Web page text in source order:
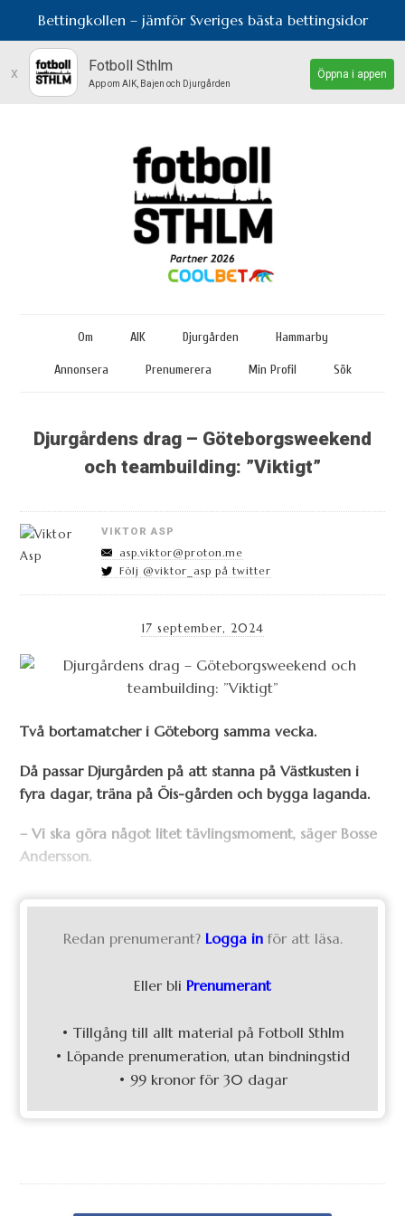
Bettingkollen – jämför Sveriges bästa bettingsidor
x Fotboll Sthlm
App om AIK, Bajen och Djurgården
Öppna i appen
Om AIK Djurgården Hammarby
Annonsera Prenumerera Min Profil Sök
Djurgårdens drag – Göteborgsweekend
och teambuilding: ”Viktigt”
VIKTOR ASP
asp.viktor@proton.me
Följ @viktor_asp på twitter
17 september, 2024
Två bortamatcher i Göteborg samma vecka.
Då passar Djurgården på att stanna på Västkusten i
fyra dagar, träna på Öis-gården och bygga laganda.
– Vi ska göra något litet tävlingsmoment, säger Bosse
Andersson.
Redan prenumerant? Logga in för att läsa.
Eller bli Prenumerant
• Tillgång till allt material på Fotboll Sthlm
• Löpande prenumeration, utan bindningstid
• 99 kronor för 30 dagar